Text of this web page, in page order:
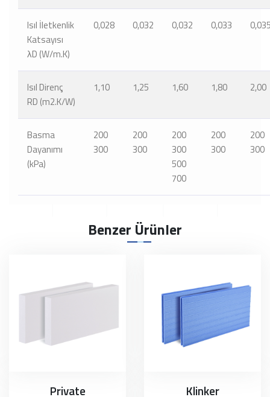
Isıl İletkenlik
Katsayısı
λD (W/m.K)
0,028 0,032 0,032 0,033
Isıl Direnç
RD (m2.K/W)
1,10 1,25 1,60 1,80 2,00
Basma
Dayanımı
(kPa)
200
300
200
300
200
300
500
700
200
300
200
300
Benzer Ürünler
Private Klinker